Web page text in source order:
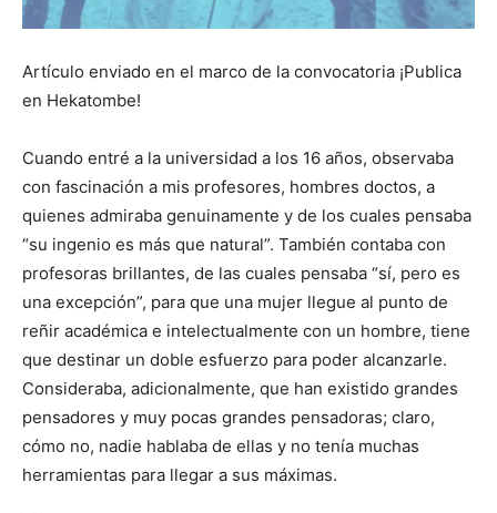
Artículo enviado en el marco de la convocatoria ¡Publica
en Hekatombe!
Cuando entré a la universidad a los 16 años, observaba
con fascinación a mis profesores, hombres doctos, a
quienes admiraba genuinamente y de los cuales pensaba
“su ingenio es más que natural”. También contaba con
profesoras brillantes, de las cuales pensaba “sí, pero es
una excepción”, para que una mujer llegue al punto de
reñir académica e intelectualmente con un hombre, tiene
que destinar un doble esfuerzo para poder alcanzarle.
Consideraba, adicionalmente, que han existido grandes
pensadores y muy pocas grandes pensadoras; claro,
cómo no, nadie hablaba de ellas y no tenía muchas
herramientas para llegar a sus máximas.